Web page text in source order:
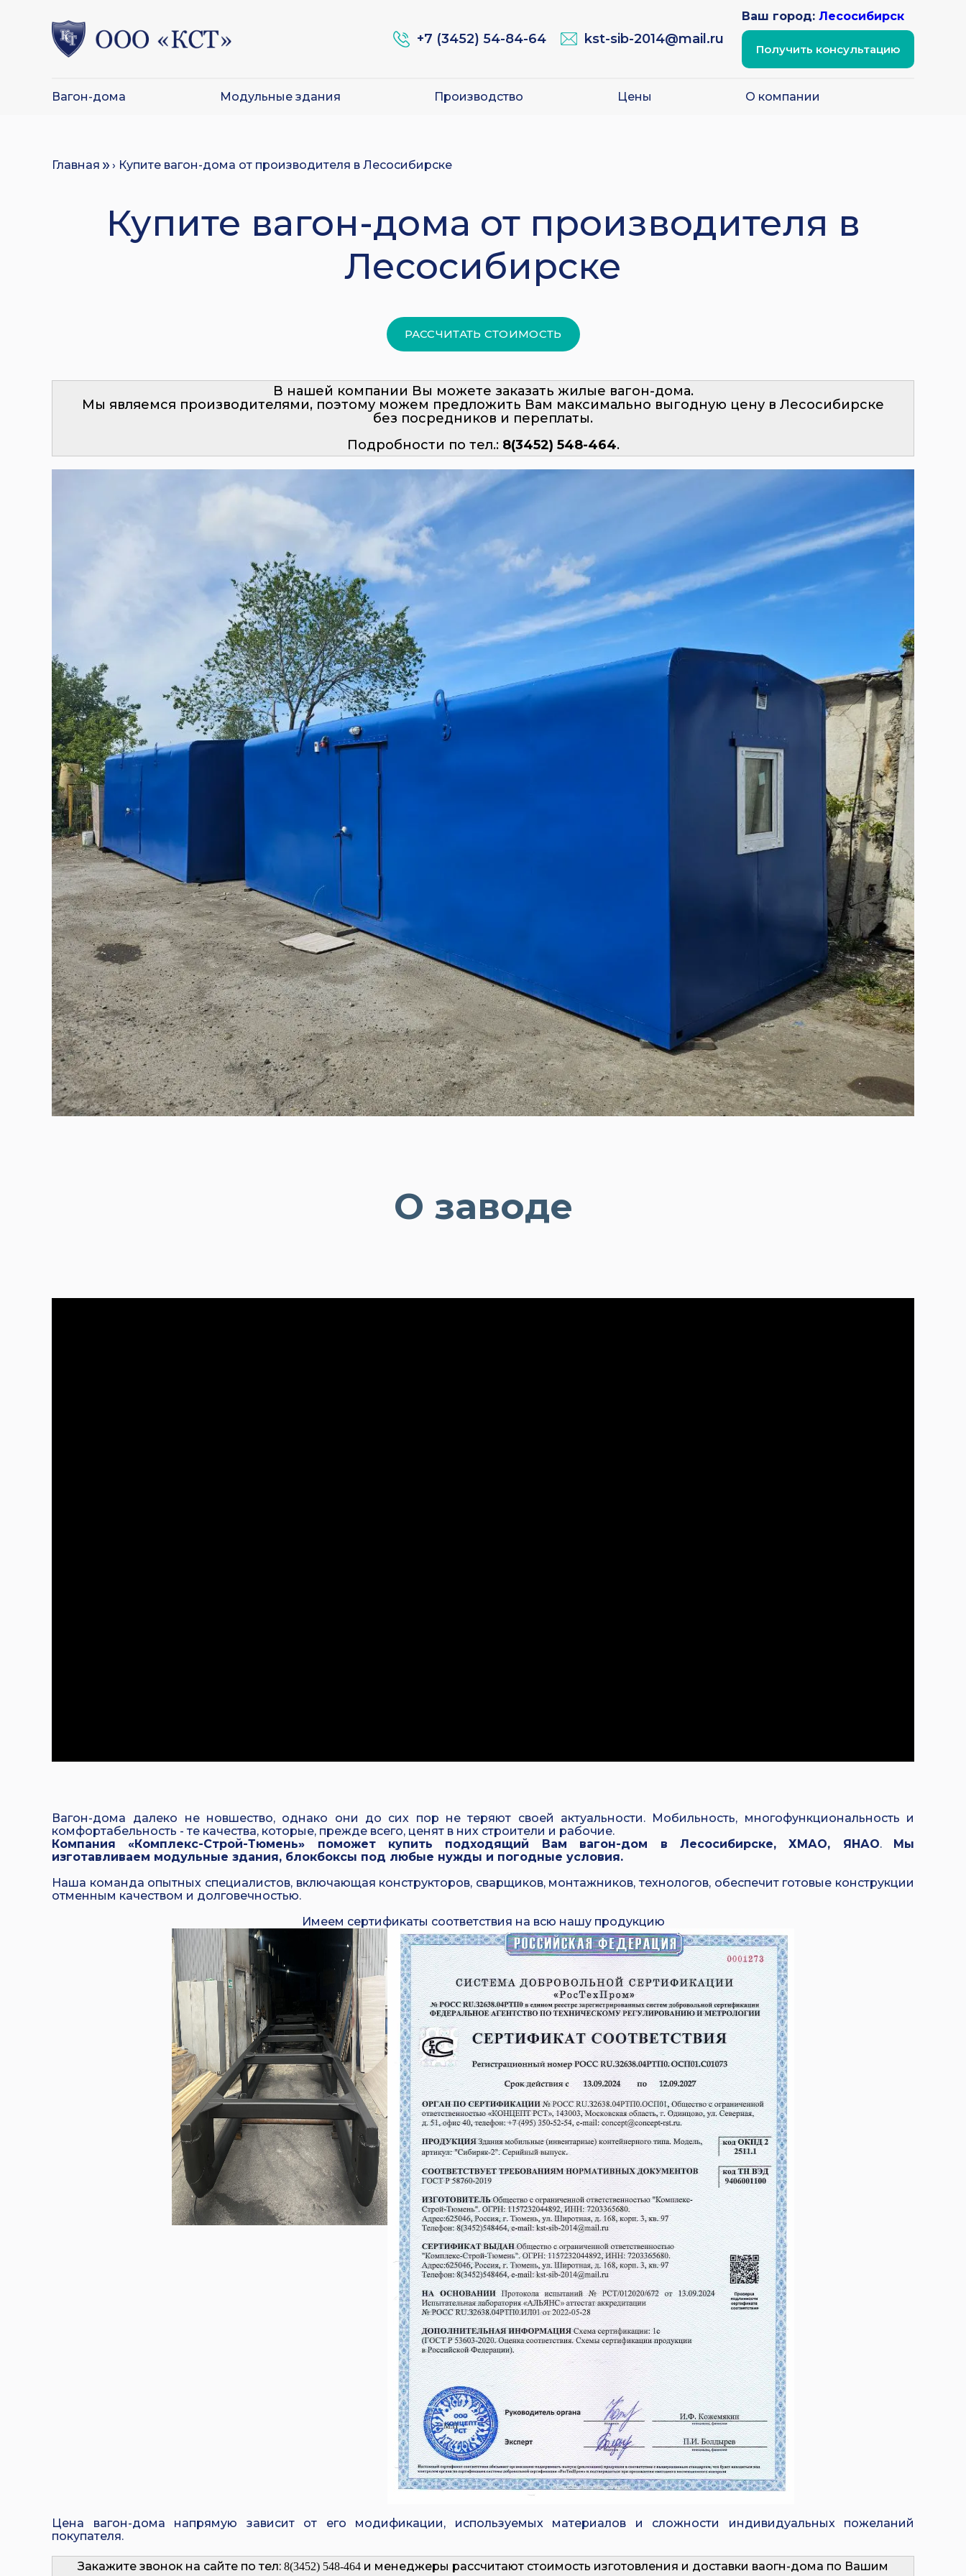
+7 (3452) 54-84-64 kst-sib-2014@mail.ru
Ваш город: Лесосибирск
Получить консультацию
Вагон-дома Модульные здания Производство Цены О компании
Главная › Купите вагон-дома от производителя в Лесосибирске
Купите вагон-дома от производителя в
Лесосибирске
РАССЧИТАТЬ СТОИМОСТЬ
В нашей компании Вы можете заказать жилые вагон-дома.
Мы являемся производителями, поэтому можем предложить Вам максимально выгодную цену в Лесосибирске
без посредников и переплаты.
Подробности по тел.: 8(3452) 548-464.
О заводе
Вагон-дома
далеко не новшество, однако они до сих пор не теряют своей актуальности. Мобильность, многофункциональность и
комфортабельность - те качества, которые, прежде всего, ценят в них строители и рабочие.
Компания «Комплекс-Строй-Тюмень» поможет купить подходящий Вам вагон-дом в Лесосибирске, ХМАО, ЯНАО. Мы
изготавливаем модульные здания, блокбоксы под любые нужды и погодные условия.
Наша команда опытных специалистов, включающая конструкторов, сварщиков, монтажников, технологов, обеспечит готовые конструкции
отменным качеством и долговечностью.
Имеем сертификаты соответствия на всю нашу продукцию
Цена вагон-дома напрямую зависит от его модификации, используемых материалов и сложности индивидуальных пожеланий
покупателя.
Закажите звонок на сайте по тел: 8(3452) 548-464 и менеджеры рассчитают стоимость изготовления и доставки ваогн-дома по Вашим